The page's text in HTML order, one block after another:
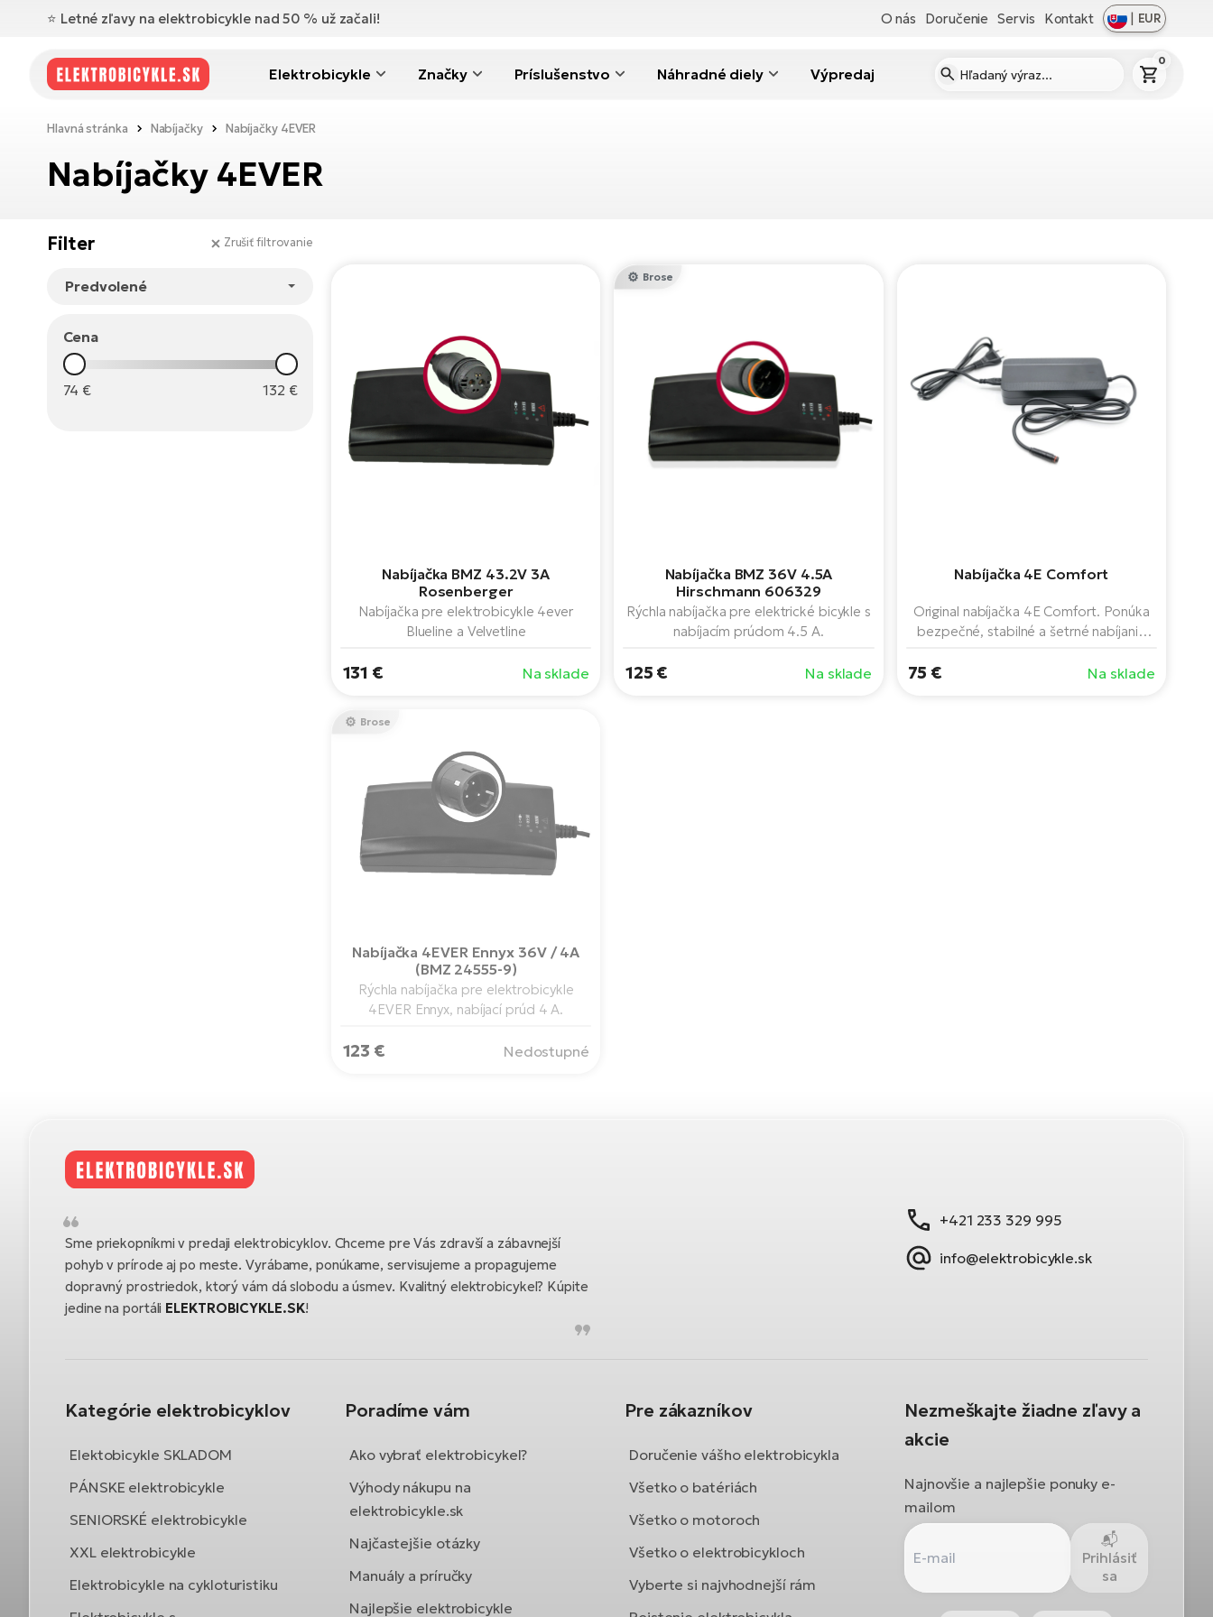
⭐️ Letné zľavy na elektrobicykle nad 50 % už začali! O nás Doručenie Servis Kontakt | EUR
Elektrobicykle Značky Príslušenstvo Náhradné diely Výpredaj
0
Hlavná stránka Nabíjačky Nabíjačky 4EVER
Nabíjačky 4EVER
Filter Zrušiť filtrovanie
Cena
74 € 132 €
Nabíjačka BMZ 43.2V 3A
Rosenberger
Nabíjačka pre elektrobicykle 4ever
Blueline a Velvetline
131 € Na sklade
Brose
Nabíjačka BMZ 36V 4.5A
Hirschmann 606329
Rýchla nabíjačka pre elektrické bicykle s
nabíjacím prúdom 4.5 A.
125 € Na sklade
Nabíjačka 4E Comfort
Original nabíjačka 4E Comfort. Ponúka
bezpečné, stabilné a šetrné nabíjanie
kompaktný dizajn vhodný na domáce
75 € Na sklade
Brose
Nabíjačka 4EVER Ennyx 36V / 4A
(BMZ 24555-9)
Rýchla nabíjačka pre elektrobicykle
4EVER Ennyx, nabíjací prúd 4 A.
123 € Nedostupné
Sme priekopníkmi v predaji elektrobicyklov. Chceme pre Vás zdravší a zábavnejší
pohyb v prírode aj po meste. Vyrábame, ponúkame, servisujeme a propagujeme
dopravný prostriedok, ktorý vám dá slobodu a úsmev. Kvalitný elektrobicykel? Kúpite
jedine na portáli ELEKTROBICYKLE.SK!
+421 233 329 995
info@elektrobicykle.sk
Kategórie elektrobicyklov
Elektobicykle SKLADOM
PÁNSKE elektrobicykle
SENIORSKÉ elektrobicykle
XXL elektrobicykle
Elektrobicykle na cykloturistiku
Poradíme vám
Ako vybrať elektrobicykel?
Výhody nákupu na
elektrobicykle.sk
Najčastejšie otázky
Manuály a príručky
Najlepšie elektrobicykle
Pre zákazníkov
Doručenie vášho elektrobicykla
Všetko o batériách
Všetko o motoroch
Všetko o elektrobicykloch
Vyberte si najvhodnejší rám
Nezmeškajte žiadne zľavy a
akcie
Najnovšie a najlepšie ponuky e-
mailom
Prihlásiť
sa